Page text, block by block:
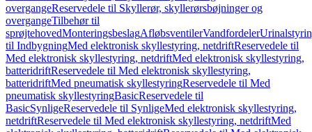
overgangeReservedele til Skyllerør, skyllerørsbøjninger og
overgangeTilbehør til
sprøjtehovedMonteringsbeslagAfløbsventilerVandfordeler
til IndbygningMed elektronisk skyllestyring, netdriftReservedele til
Med elektronisk skyllestyring, netdriftMed elektronisk skyllestyring,
batteridriftReservedele til Med elektronisk skyllestyring,
batteridriftMed pneumatisk skyllestyringReservedele til Med
pneumatisk skyllestyringBasicReservedele til
BasicSynligeReservedele til SynligeMed elektronisk skyllestyring,
netdriftReservedele til Med elektronisk skyllestyring, netdriftMed